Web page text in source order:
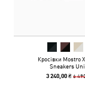
Кросівки Mostro
Sneakers
3 240,00 ₴6